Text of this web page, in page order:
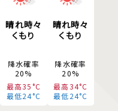
晴れ時々
くもり
降水確率
20%
最高35°C
最低24°C
晴れ時々
くもり
降水確率
20%
最高34°C
最低24°C